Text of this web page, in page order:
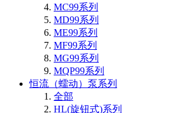
MC99系列
MD99系列
ME99系列
MF99系列
MG99系列
MQP99系列
恒流（蠕动）泵系列
全部
HL(旋钮式)系列